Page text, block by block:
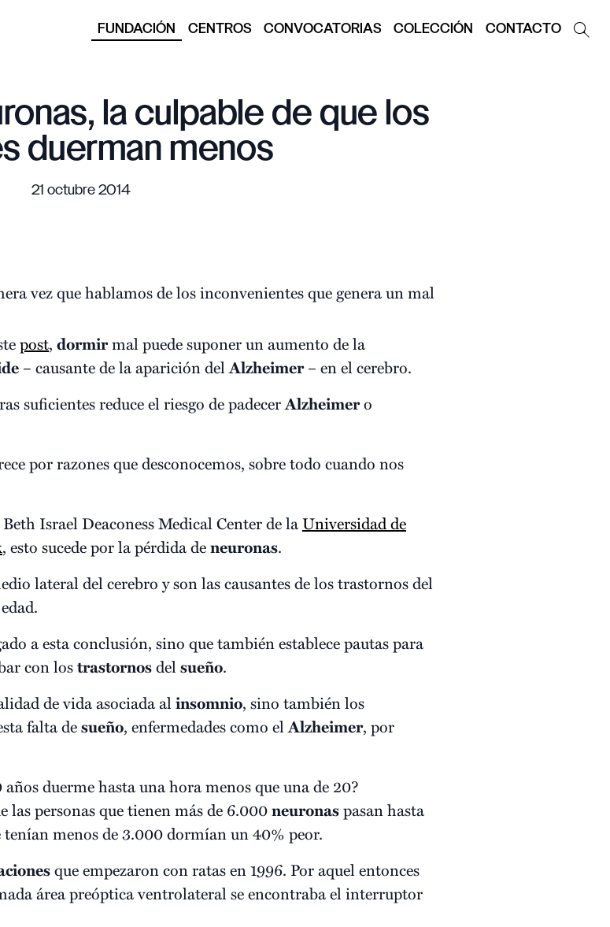
FUNDACIÓN CENTROS CONVOCATORIAS COLECCIÓN CONTACTO
la culpable de que los
duerman menos
21 octubre 2014
vez que hablamos de los inconvenientes que genera un mal
post, dormirmal puede suponer un aumento de la
– causante de la aparición delAlzheimer– en el cerebro.
suficientes reduce el riesgo de padecerAlzheimero
por razones que desconocemos, sobre todo cuando nos
Israel Deaconess Medical Center de laUniversidad de
, esto sucede por la pérdida deneuronas.
lateral del cerebro y son las causantes de los trastornos del
a esta conclusión, sino que también establece pautas para
con lostrastornosdelsueño.
de vida asociada alinsomnio, sino también los
falta desueño, enfermedades como elAlzheimer, por
duerme hasta una hora menos que una de 20?
las personas que tienen más de 6.000neuronaspasan hasta
menos de 3.000 dormían un 40% peor.
que empezaron con ratas en 1996. Por aquel entonces
área preóptica ventrolateral se encontraba el interruptor